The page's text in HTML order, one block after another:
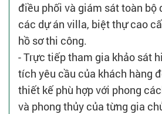
điều phối và giám sát toàn bộ
các dự án villa, biệt thự cao
hồ sơ thi công.
- Trực tiếp tham gia khảo sát
tích yêu cầu của khách hàng
thiết kế phù hợp với phong
và phong thủy của từng gia